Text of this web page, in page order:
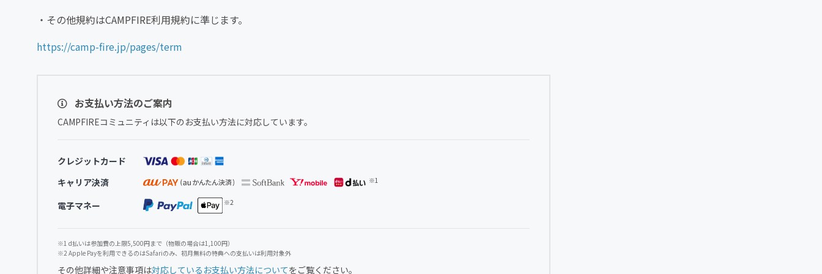
・その他規約はCAMPFIRE利用規約に準じます。
https://camp-fire.jp/pages/term
お支払い方法のご案内
CAMPFIREコミュニティは以下のお支払い方法に対応しています。
クレジットカード
キャリア決済
電子マネー
※1 d払いは参加費の上限5,500円まで（物販の場合は1,100円）
※2 Apple Payを利用できるのはSafariのみ、初月無料の特典への支払いは利用対象外
その他詳細や注意事項は対応しているお支払い方法についてをご覧ください。